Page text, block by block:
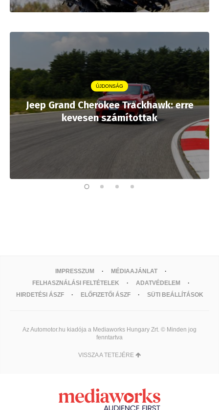
ÚJDONSÁG
Jeep Grand Cherokee Trackhawk: erre
kevesen számítottak
IMPRESSZUM
MÉDIAAJÁNLAT
FELHASZNÁLÁSI FELTÉTELEK
ADATVÉDELEM
HIRDETÉSI ÁSZF
ELŐFIZETŐI ÁSZF SÜTI BEÁLLÍTÁSOK
Az Automotor.hu kiadója a Mediaworks Hungary Zrt. © Minden jog
fenntartva
VISSZA A TETEJÉRE